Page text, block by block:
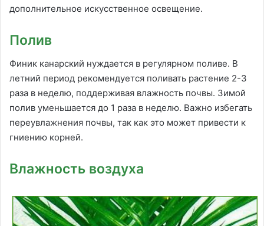
дополнительное искусственное освещение.
Полив
Финик канарский нуждается в регулярном поливе. В
летний период рекомендуется поливать растение 2-3
раза в неделю, поддерживая влажность почвы. Зимой
полив уменьшается до 1 раза в неделю. Важно избегать
переувлажнения почвы, так как это может привести к
гниению корней.
Влажность воздуха